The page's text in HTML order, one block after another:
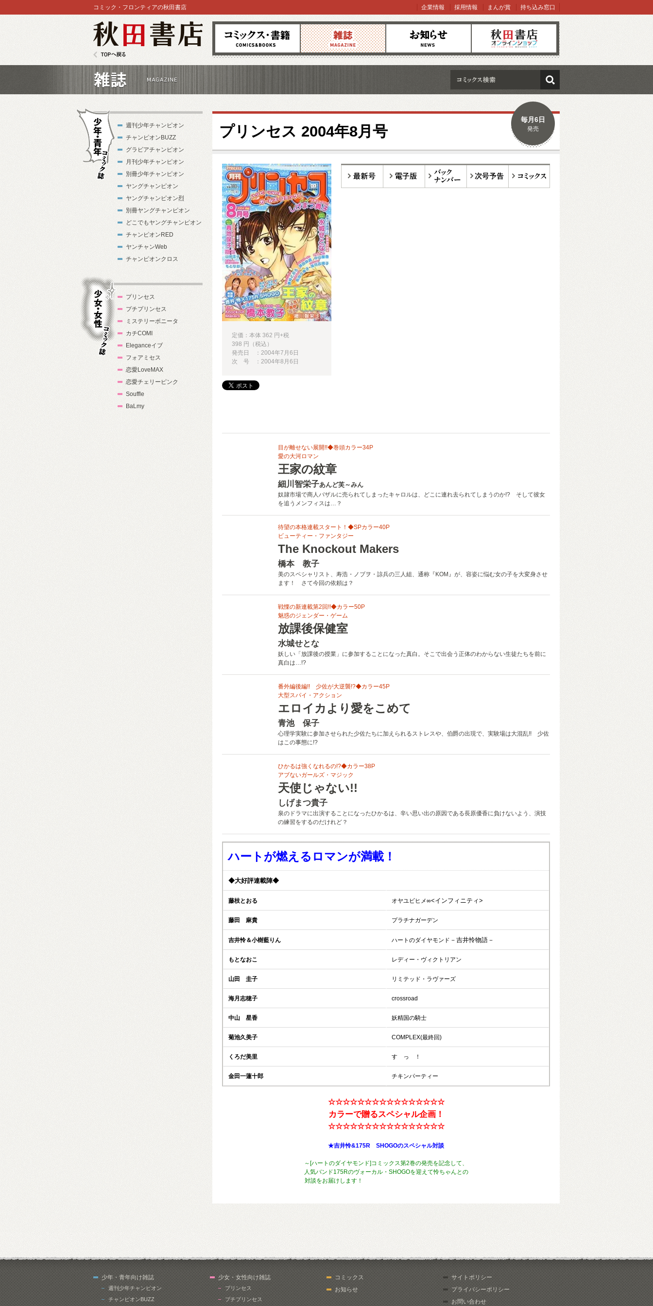
コミックス 雑誌 お知らせ オンラインショップ
コミック・フロンティアの秋田書店 企業情報 採用情報 まんが賞 持ち込み窓口
検索
プリンセス 2004年8月号
毎月6日
発売
定価：本体 362 円+税
398 円（税込）
発売日 ：2004年7月6日
次 号 ：2004年8月6日
目が離せない展開!!◆巻頭カラー34P
愛の大河ロマン
王家の紋章
細川智栄子あんど芙～みん
奴隷市場で商人バザルに売られてしまったキャロルは、どこに連れ去られてしまうのか!? そして彼女
を追うメンフィスは…？
待望の本格連載スタート！◆SPカラー40P
ビューティー・ファンタジー
The Knockout Makers
橋本 教子
美のスペシャリスト、寿浩・ノブヲ・諒兵の三人組、通称『KOM』が、容姿に悩む女の子を大変身させ
ます！ さて今回の依頼は？
戦慄の新連載第2回!!◆カラー50P
魅惑のジェンダー・ゲーム
放課後保健室
水城せとな
妖しい「放課後の授業」に参加することになった真白。そこで出会う正体のわからない生徒たちを前に
真白は…!?
番外編後編!! 少佐が大逆襲!?◆カラー45P
大型スパイ・アクション
エロイカより愛をこめて
青池 保子
心理学実験に参加させられた少佐たちに加えられるストレスや、伯爵の出現で、実験場は大混乱!! 少佐
はこの事態に!?
ひかるは強くなれるの!?◆カラー38P
アブないガールズ・マジック
天使じゃない!!
しげまつ貴子
泉のドラマに出演することになったひかるは、辛い思い出の原因である長原優香に負けないよう、演技
の練習をするのだけれど？
ハートが燃えるロマンが満載！
◆大好評連載陣◆
藤枝とおる オヤユビヒメ∞<インフィニティ>
藤田 麻貴 プラチナガーデン
吉井怜＆小樹藍りん ハートのダイヤモンド －吉井怜物語－
もとなおこ レディー・ヴィクトリアン
山田 圭子 リミテッド・ラヴァーズ
海月志穂子 crossroad
中山 星香 妖精国の騎士
菊池久美子 COMPLEX(最終回)
くろだ美里 す っ ！
金田一蓮十郎 チキンパーティー
☆☆☆☆☆☆☆☆☆☆☆☆☆☆☆☆
カラーで贈るスペシャル企画！
☆☆☆☆☆☆☆☆☆☆☆☆☆☆☆☆
★吉井怜&175R SHOGOのスペシャル対談
～[ハートのダイヤモンド]コミックス第2巻の発売を記念して、
人気バンド175Rのヴォーカル・SHOGOを迎えて怜ちゃんとの
対談をお届けします！
週刊少年チャンピオン
チャンピオンBUZZ
グラビアチャンピオン
月刊少年チャンピオン
別冊少年チャンピオン
ヤングチャンピオン
ヤングチャンピオン烈
別冊ヤングチャンピオン
どこでもヤングチャンピオン
チャンピオンRED
ヤンチャンWeb
チャンピオンクロス
プリンセス
プチプリンセス
ミステリーボニータ
カチCOMI
Eleganceイブ
フォアミセス
恋愛LoveMAX
恋愛チェリーピンク
Souffle
BaLmy
少年・青年向け雑誌
週刊少年チャンピオン
チャンピオンBUZZ
少女・女性向け雑誌
プリンセス
プチプリンセス
コミックス
お知らせ
サイトポリシー
プライバシーポリシー
お問い合わせ